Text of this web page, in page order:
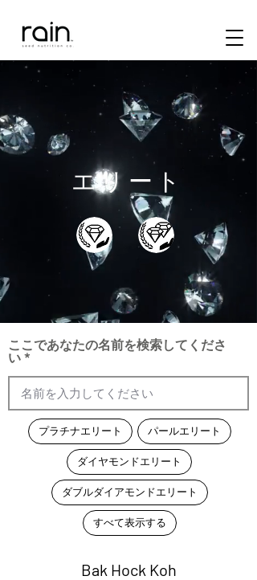
エリート
ここであなたの名前を検索してくださ
い
プラチナエリート パールエリート
ダイヤモンドエリート
ダブルダイアモンドエリート
すべて表示する
Bak Hock Koh